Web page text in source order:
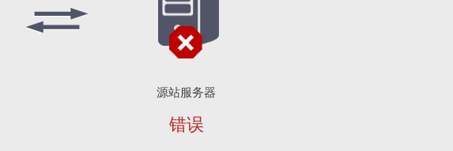
源站服务器
错误